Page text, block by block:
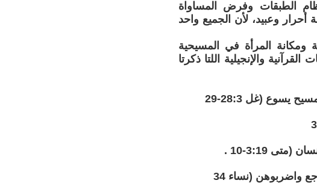
الطبقات وفرض المساواة
أحرار وعبيد، لأن الجميع واحد
المرأة في المسيحية
والإنجيلية اللتا ذكرتا
يسوع (غل 28:3-29
3:19-10 .
واضربوهن (نساء 34